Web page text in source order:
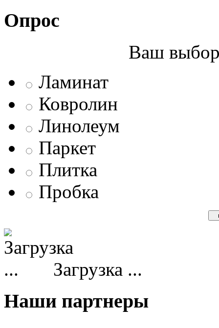
Опрос
Ваш выбор
Ламинат
Ковролин
Линолеум
Паркет
Плитка
Пробка
Загрузка ...
Наши партнеры